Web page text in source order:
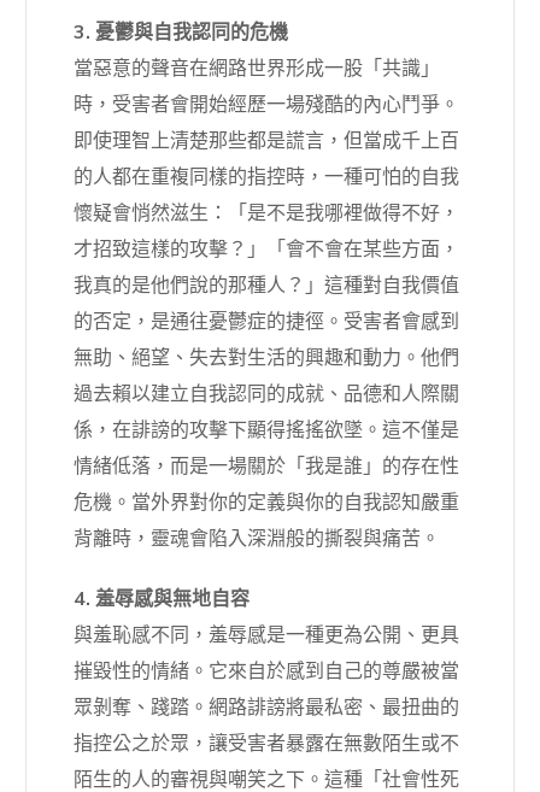
3. 憂鬱與自我認同的危機
當惡意的聲音在網路世界形成一股「共識」
時，受害者會開始經歷一場殘酷的內心鬥爭。
即使理智上清楚那些都是謊言，但當成千上百
的人都在重複同樣的指控時，一種可怕的自我
懷疑會悄然滋生：「是不是我哪裡做得不好，
才招致這樣的攻擊？」「會不會在某些方面，
我真的是他們說的那種人？」這種對自我價值
的否定，是通往憂鬱症的捷徑。受害者會感到
無助、絕望、失去對生活的興趣和動力。他們
過去賴以建立自我認同的成就、品德和人際關
係，在誹謗的攻擊下顯得搖搖欲墜。這不僅是
情緒低落，而是一場關於「我是誰」的存在性
危機。當外界對你的定義與你的自我認知嚴重
背離時，靈魂會陷入深淵般的撕裂與痛苦。
4. 羞辱感與無地自容
與羞恥感不同，羞辱感是一種更為公開、更具
摧毀性的情緒。它來自於感到自己的尊嚴被當
眾剝奪、踐踏。網路誹謗將最私密、最扭曲的
指控公之於眾，讓受害者暴露在無數陌生或不
陌生的人的審視與嘲笑之下。這種「社會性死